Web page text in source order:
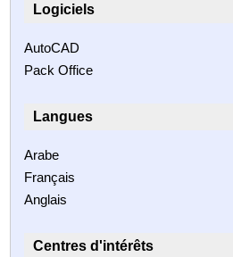
Logiciels
AutoCAD
Pack Office
Langues
Arabe
Français
Anglais
Centres d'intérêts